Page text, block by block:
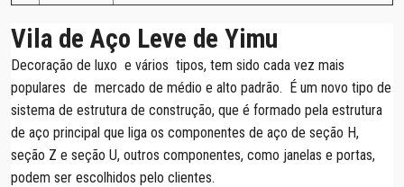
Vila de Aço Leve de Yimu
Decoração de luxo e vários tipos, tem sido cada vez mais
populares de mercado de médio e alto padrão. É um novo tipo de
sistema de estrutura de construção, que é formado pela estrutura
de aço principal que liga os componentes de aço de seção H,
seção Z e seção U, outros componentes, como janelas e portas,
podem ser escolhidos pelo clientes.